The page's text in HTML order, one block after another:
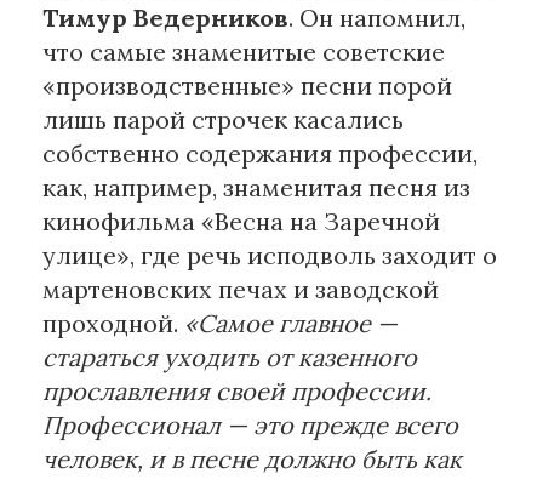
Тимур Ведерников. Он напомнил,
что самые знаменитые советские
«производственные» песни порой
лишь парой строчек касались
собственно содержания профессии,
как, например, знаменитая песня из
кинофильма «Весна на Заречной
улице», где речь исподволь заходит о
мартеновских печах и заводской
проходной. «Самое главное —
стараться уходить от казенного
прославления своей профессии.
Профессионал — это прежде всего
человек, и в песне должно быть как